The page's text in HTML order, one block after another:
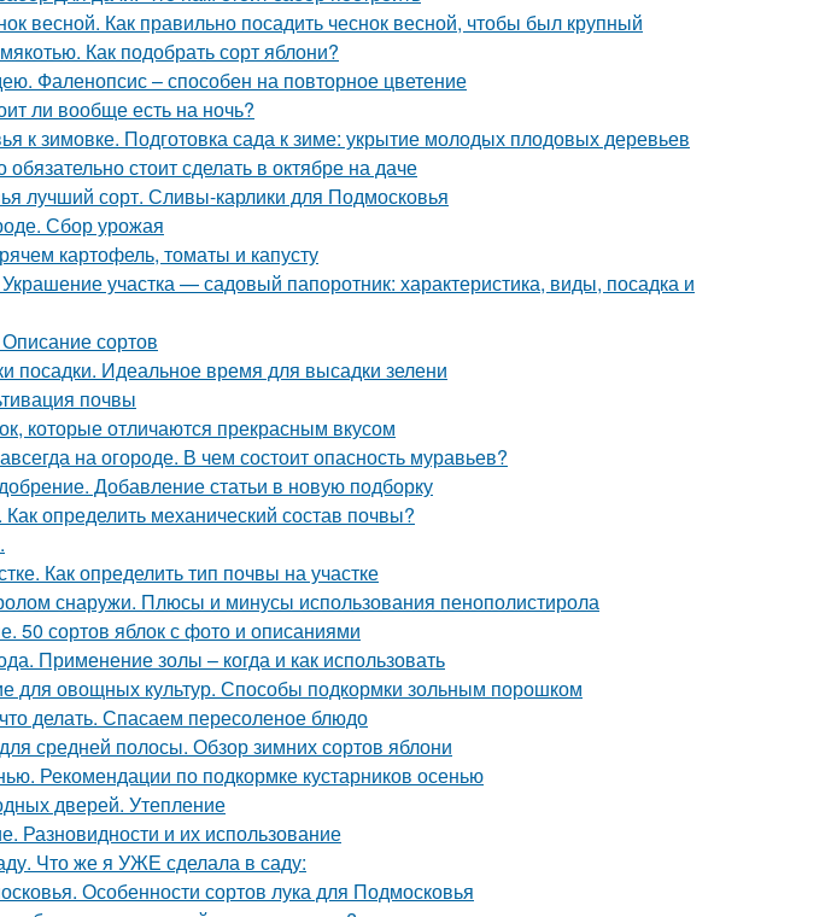
весной. Как правильно посадить чеснок весной, чтобы был крупный
Как подобрать сорт яблони?
Фаленопсис – способен на повторное цветение
ли вообще есть на ночь?
к зимовке. Подготовка сада к зиме: укрытие молодых плодовых деревьев
стоит сделать в октябре на даче
лучший сорт. Сливы-карлики для Подмосковья
Сбор урожая
картофель, томаты и капусту
участка — садовый папоротник: характеристика, виды, посадка и
сортов
посадки. Идеальное время для высадки зелени
почвы
которые отличаются прекрасным вкусом
на огороде. В чем состоит опасность муравьев?
Добавление статьи в новую подборку
определить механический состав почвы?
Как определить тип почвы на участке
снаружи. Плюсы и минусы использования пенополистирола
50 сортов яблок с фото и описаниями
Применение золы – когда и как использовать
для овощных культур. Способы подкормки зольным порошком
делать. Спасаем пересоленое блюдо
средней полосы. Обзор зимних сортов яблони
Рекомендации по подкормке кустарников осенью
дверей. Утепление
Разновидности и их использование
Что же я УЖЕ сделала в саду:
Особенности сортов лука для Подмосковья